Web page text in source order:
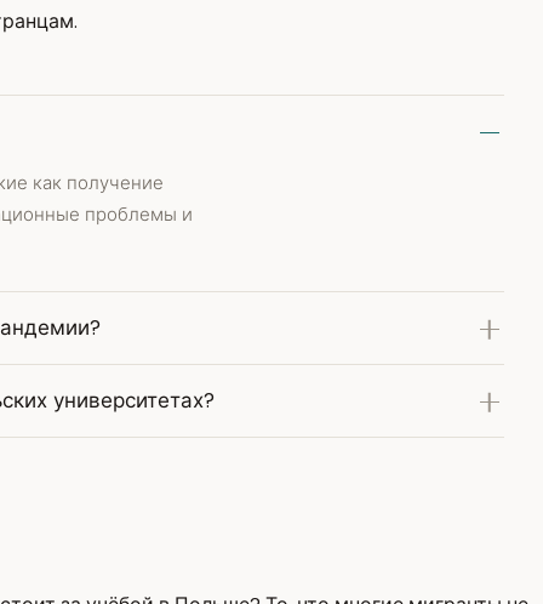
как получение
проблемы и
университетах?